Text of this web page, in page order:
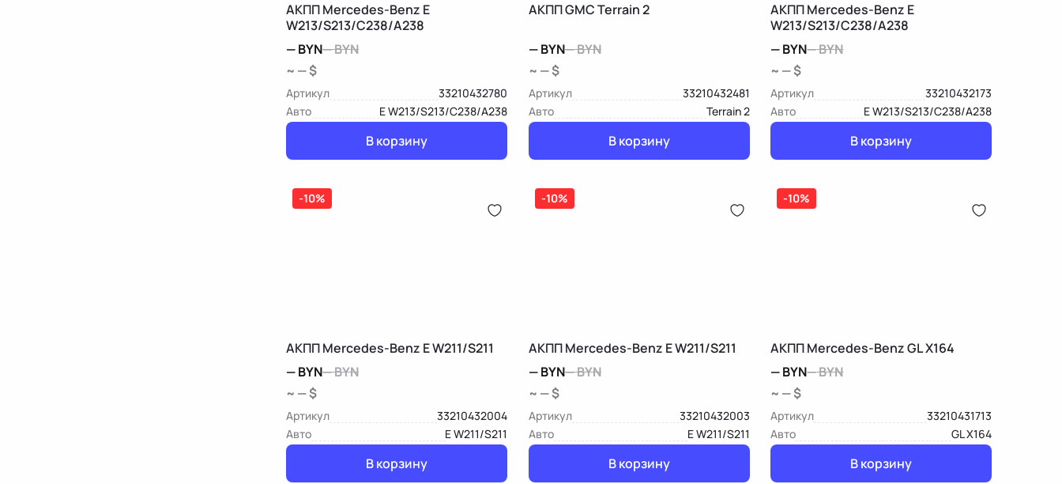
АКПП Mercedes-Benz E
W213/S213/C238/A238
—BYN—BYN
~ — $
Артикул
33210432780
Авто
E W213/S213/C238/A238
В корзину
АКПП GMC Terrain 2
—BYN—BYN
~ — $
Артикул
33210432481
Авто
Terrain 2
В корзину
АКПП Mercedes-Benz E
W213/S213/C238/A238
—BYN—BYN
~ — $
Артикул
33210432173
Авто
E W213/S213/C238/A238
В корзину
-10%
АКПП Mercedes-Benz E W211/S211
—BYN—BYN
~ — $
Артикул
33210432004
Авто
E W211/S211
В корзину
-10%
АКПП Mercedes-Benz E W211/S211
—BYN—BYN
~ — $
Артикул
33210432003
Авто
E W211/S211
В корзину
-10%
АКПП Mercedes-Benz GL X164
—BYN—BYN
~ — $
Артикул
33210431713
Авто
GL X164
В корзину